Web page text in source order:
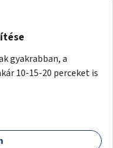
vonalán lakóknak
megspórolva 10-15
gyakrabban, a
10-15-20 perceket is